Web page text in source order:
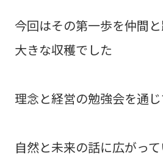
今回はその第一歩を仲間
大きな収穫でした
理念と経営の勉強会を通
自然と未来の話に広がっ